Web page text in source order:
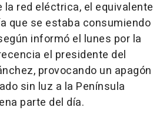
la red eléctrica, el equivalente
que se estaba consumiendo
informó el lunes por la
el presidente del
provocando un apagón
sin luz a la Península
parte del día.